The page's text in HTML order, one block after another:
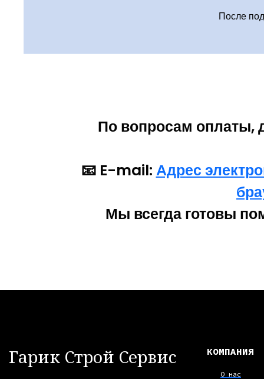
После
По вопросам оплаты,
📧 E-mail: Адрес
Мы всегда готовы
Гарик Строй Сервис КОМПАНИЯ
О нас